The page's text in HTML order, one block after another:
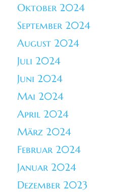
Oktober 2024
September 2024
August 2024
Juli 2024
Juni 2024
Mai 2024
April 2024
März 2024
Februar 2024
Januar 2024
Dezember 2023